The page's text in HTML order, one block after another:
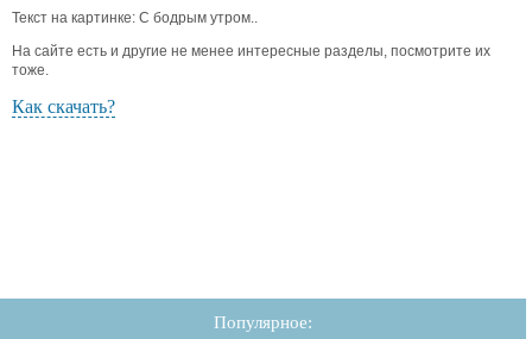
Текст на картинке: С бодрым утром..
На сайте есть и другие не менее интересные разделы, посмотрите их
тоже.
Как скачать?
Популярное: